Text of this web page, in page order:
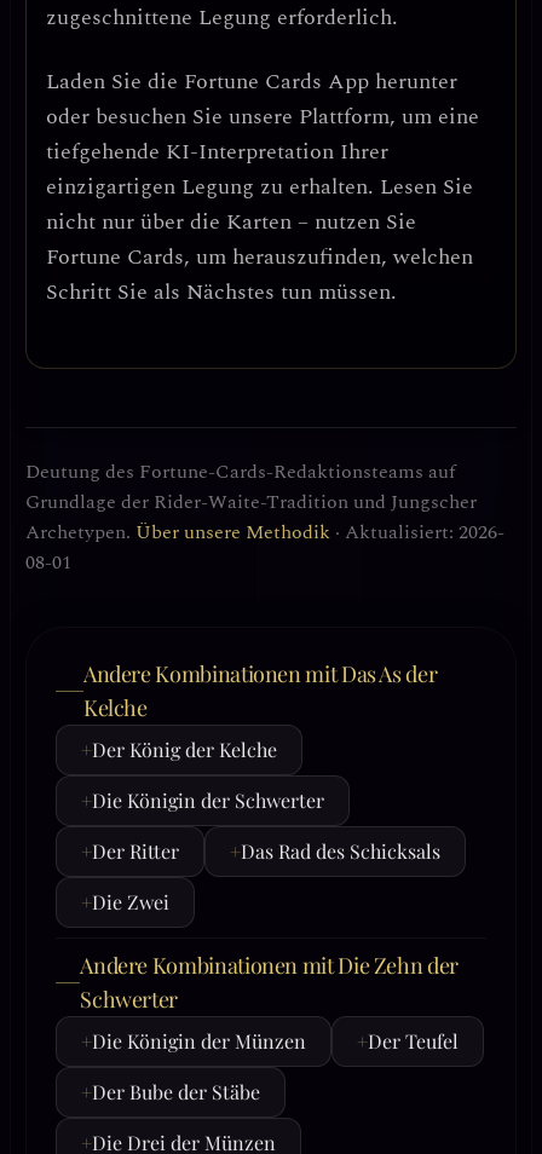
zugeschnittene Legung erforderlich.
Laden Sie die Fortune Cards App herunter
oder besuchen Sie unsere Plattform, um eine
tiefgehende KI-Interpretation Ihrer
einzigartigen Legung zu erhalten. Lesen Sie
nicht nur über die Karten – nutzen Sie
Fortune Cards, um herauszufinden, welchen
Schritt Sie als Nächstes tun müssen.
Deutung des Fortune-Cards-Redaktionsteams auf
Grundlage der Rider-Waite-Tradition und Jungscher
Archetypen. Über unsere Methodik · Aktualisiert: 2026-
08-01
Andere Kombinationen mit Das As der
Kelche
+Der König der Kelche
+Die Königin der Schwerter
+Der Ritter +Das Rad des Schicksals
+Die Zwei
Andere Kombinationen mit Die Zehn der
Schwerter
+Die Königin der Münzen +Der Teufel
+Der Bube der Stäbe
+Die Drei der Münzen